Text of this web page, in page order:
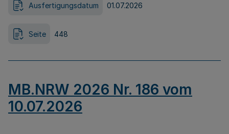
Ausfertigungsdatum 01.07.2026
Seite 448
MB.NRW 2026 Nr. 186 vom
10.07.2026